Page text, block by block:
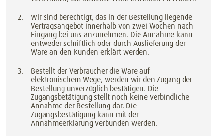
Wir sind berechtigt, das in der Bestellung liegende
Vertragsangebot innerhalb von zwei Wochen nach
Eingang bei uns anzunehmen. Die Annahme kann
entweder schriftlich oder durch Auslieferung der
Ware an den Kunden erklärt werden.
Bestellt der Verbraucher die Ware auf
elektronischem Wege, werden wir den Zugang der
Bestellung unverzüglich bestätigen. Die
Zugangsbetätigung stellt noch keine verbindliche
Annahme der Bestellung dar. Die
Zugangsbestätigung kann mit der
Annahmeerklärung verbunden werden.